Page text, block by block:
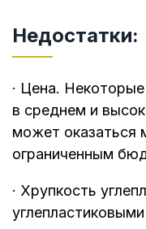
Недостатки:
· Цена.
в среднем и
может оказаться
ограниченным
· Хрупкость